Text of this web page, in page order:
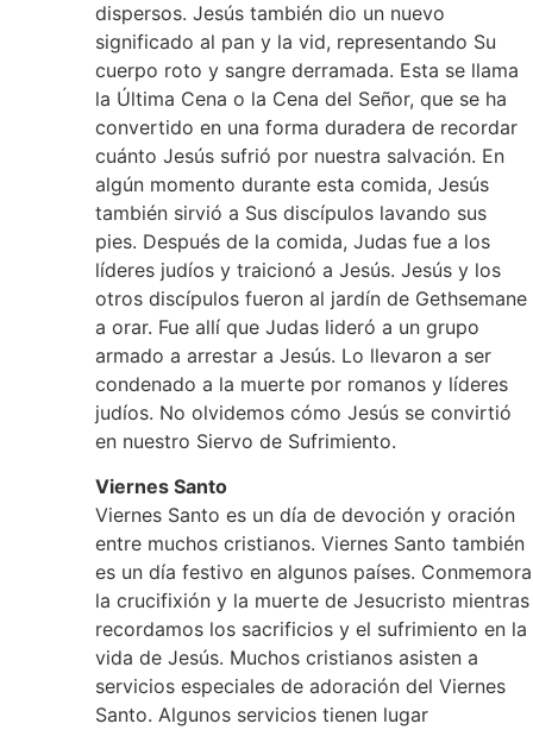
dispersos. Jesús también dio un nuevo
significado al pan y la vid, representando Su
cuerpo roto y sangre derramada. Esta se llama
la Última Cena o la Cena del Señor, que se ha
convertido en una forma duradera de recordar
cuánto Jesús sufrió por nuestra salvación. En
algún momento durante esta comida, Jesús
también sirvió a Sus discípulos lavando sus
pies. Después de la comida, Judas fue a los
líderes judíos y traicionó a Jesús. Jesús y los
otros discípulos fueron al jardín de Gethsemane
a orar. Fue allí que Judas lideró a un grupo
armado a arrestar a Jesús. Lo llevaron a ser
condenado a la muerte por romanos y líderes
judíos. No olvidemos cómo Jesús se convirtió
en nuestro Siervo de Sufrimiento.
Viernes Santo
Viernes Santo es un día de devoción y oración
entre muchos cristianos. Viernes Santo también
es un día festivo en algunos países. Conmemora
la crucifixión y la muerte de Jesucristo mientras
recordamos los sacrificios y el sufrimiento en la
vida de Jesús. Muchos cristianos asisten a
servicios especiales de adoración del Viernes
Santo. Algunos servicios tienen lugar